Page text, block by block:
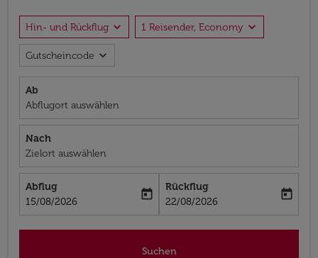
Hin- und Rückflug expand_more 1 Reisender, Economy expand_more
Gutscheincode expand_more
Ab
Abflugort auswählen
Nach
Zielort auswählen
Abflug
fc-booking-departure-date-aria-label
15/08/2026
today
Rückflug
fc-booking-return-date-aria-label
22/08/2026
today
Suchen